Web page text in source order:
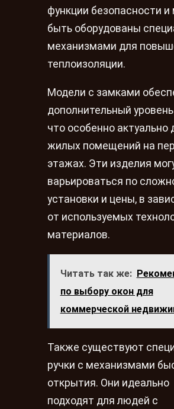
функции безопасности и
быть оборудованы
механизмами для
теплоизоляции.
Модели с замками
дополнительный
что особенно актуально
жилых помещений на
этажах. Эти изделия
варьироваться по
установки и цены, в
от используемых
материалов.
Читать так же:
по выбору окон для
коммерческой
Также существуют
ручки с механизмами
открытия. Они идеально
подходят для людей с